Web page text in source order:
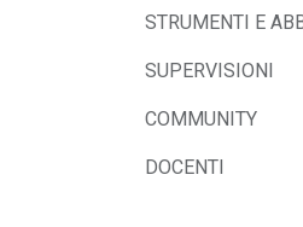
STRUMENTI E
SUPERVISIONI
COMMUNITY
DOCENTI